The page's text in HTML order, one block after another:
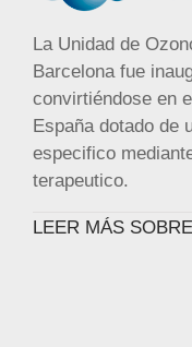
La Unidad de
Barcelona fue
convirtiéndose en
España dotado de
especifico
terapeutico.
LEER MÁS